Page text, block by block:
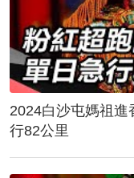
2024白沙屯媽祖進香
行82公里